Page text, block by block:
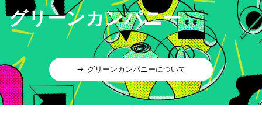
グリーンカンパニー
グリーンカンパニーについて